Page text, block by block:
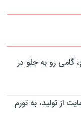
رو به جلو در
از تولید، به تورم